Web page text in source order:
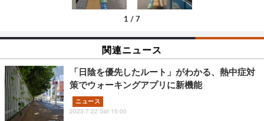
1 / 7
関連ニュース
「日陰を優先したルート」がわかる、熱中症対
策でウォーキングアプリに新機能
ニュース
2023.7.22 Sat 15:00